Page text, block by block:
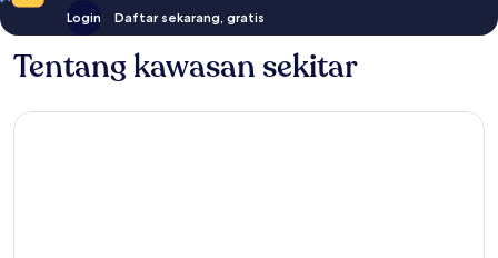
Login Daftar sekarang, gratis
Tentang kawasan sekitar